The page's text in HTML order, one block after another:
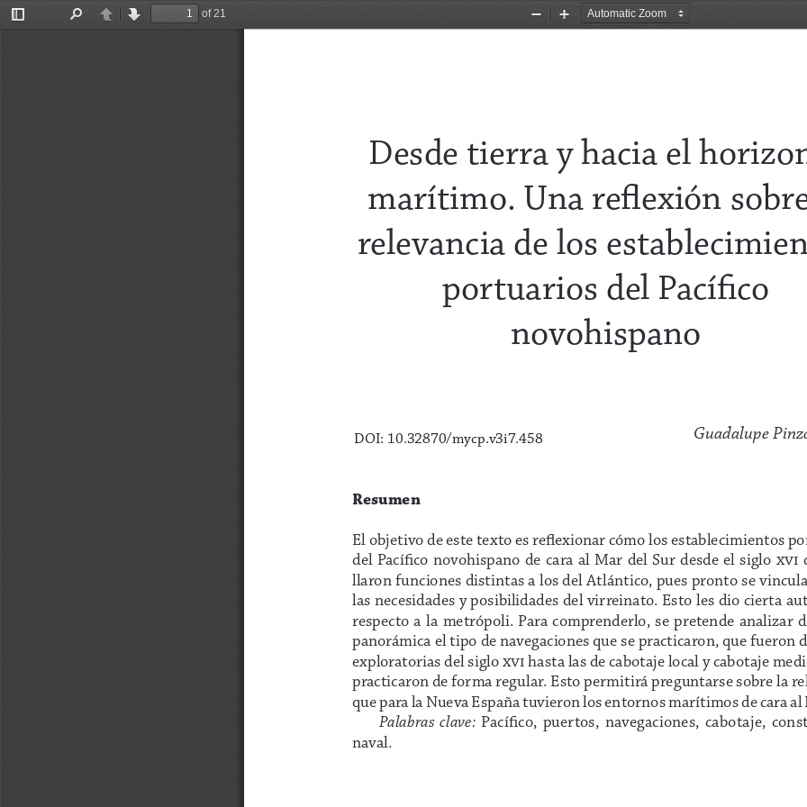
Toggle
PreviousNext
of 21
Zoom
Zoom
Desde tierra y hacia el
marítimo. Una reflexión
relevancia de los
portuarios del Pacífico
novohispano
Guadalupe
Resumen
El objetivo de este texto es reflexionar cómo los establecimientos
del  Pacífico  novohispano  de  cara  al  Mar  del  Sur  desde  el  siglo  xvi
llaron funciones distintas a los del Atlántico, pues pronto se
las necesidades y posibilidades del virreinato. Esto les dio cierta
respecto  a  la  metrópoli.  Para  comprenderlo,  se  pretende  analizar
panorámica el tipo de navegaciones que se practicaron, que fueron
exploratorias del siglo xvi hasta las de cabotaje local y cabotaje
practicaron de forma regular. Esto permitirá preguntarse sobre la
que para la Nueva España tuvieron los entornos marítimos de cara al
Palabras  clave: Pacífico,  puertos,  navegaciones,  cabotaje,
naval.
DOI: 10.32870/mycp.v3i7.458